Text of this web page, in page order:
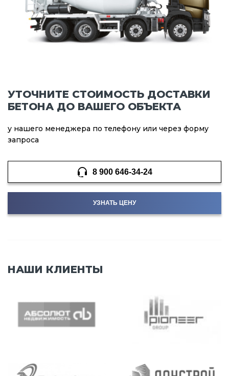
УТОЧНИТЕ СТОИМОСТЬ ДОСТАВКИ
БЕТОНА ДО ВАШЕГО ОБЪЕКТА
у нашего менеджера по телефону или через форму
запроса
8 900 646-34-24
УЗНАТЬ ЦЕНУ
НАШИ КЛИЕНТЫ